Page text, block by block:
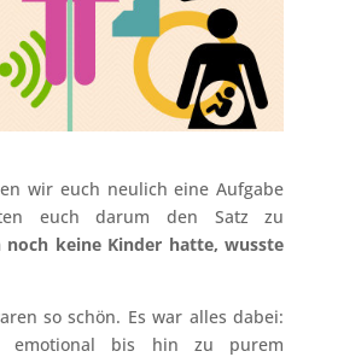
wir euch neulich eine Aufgabe
euch darum den Satz zu
noch keine Kinder hatte, wusste
so schön. Es war alles dabei:
emotional bis hin zu purem